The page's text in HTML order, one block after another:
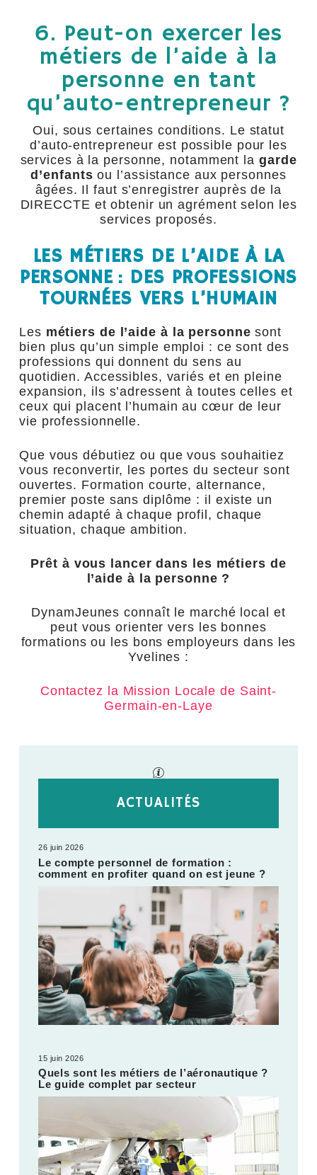
6. Peut-on exercer les
métiers de l’aide à la
personne en tant
qu’auto-entrepreneur ?
Oui, sous certaines conditions. Le statut
d’auto-entrepreneur est possible pour les
services à la personne, notamment la garde
d’enfants ou l’assistance aux personnes
âgées. Il faut s’enregistrer auprès de la
DIRECCTE et obtenir un agrément selon les
services proposés.
LES MÉTIERS DE L’AIDE À LA
PERSONNE : DES PROFESSIONS
TOURNÉES VERS L’HUMAIN
Les métiers de l’aide à la personne sont
bien plus qu’un simple emploi : ce sont des
professions qui donnent du sens au
quotidien. Accessibles, variés et en pleine
expansion, ils s’adressent à toutes celles et
ceux qui placent l’humain au cœur de leur
vie professionnelle.
Que vous débutiez ou que vous souhaitiez
vous reconvertir, les portes du secteur sont
ouvertes. Formation courte, alternance,
premier poste sans diplôme : il existe un
chemin adapté à chaque profil, chaque
situation, chaque ambition.
Prêt à vous lancer dans les métiers de
l’aide à la personne ?
DynamJeunes connaît le marché local et
peut vous orienter vers les bonnes
formations ou les bons employeurs dans les
Yvelines :
Contactez la Mission Locale de Saint-
Germain-en-Laye
ACTUALITÉS
26 juin 2026
Le compte personnel de formation :
comment en profiter quand on est jeune ?
15 juin 2026
Quels sont les métiers de l’aéronautique ?
Le guide complet par secteur